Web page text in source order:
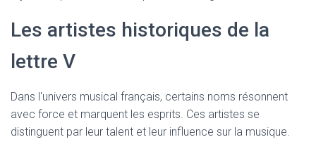
Les artistes historiques de la
lettre V
Dans l'univers musical français, certains noms résonnent
avec force et marquent les esprits. Ces artistes se
distinguent par leur talent et leur influence sur la musique.